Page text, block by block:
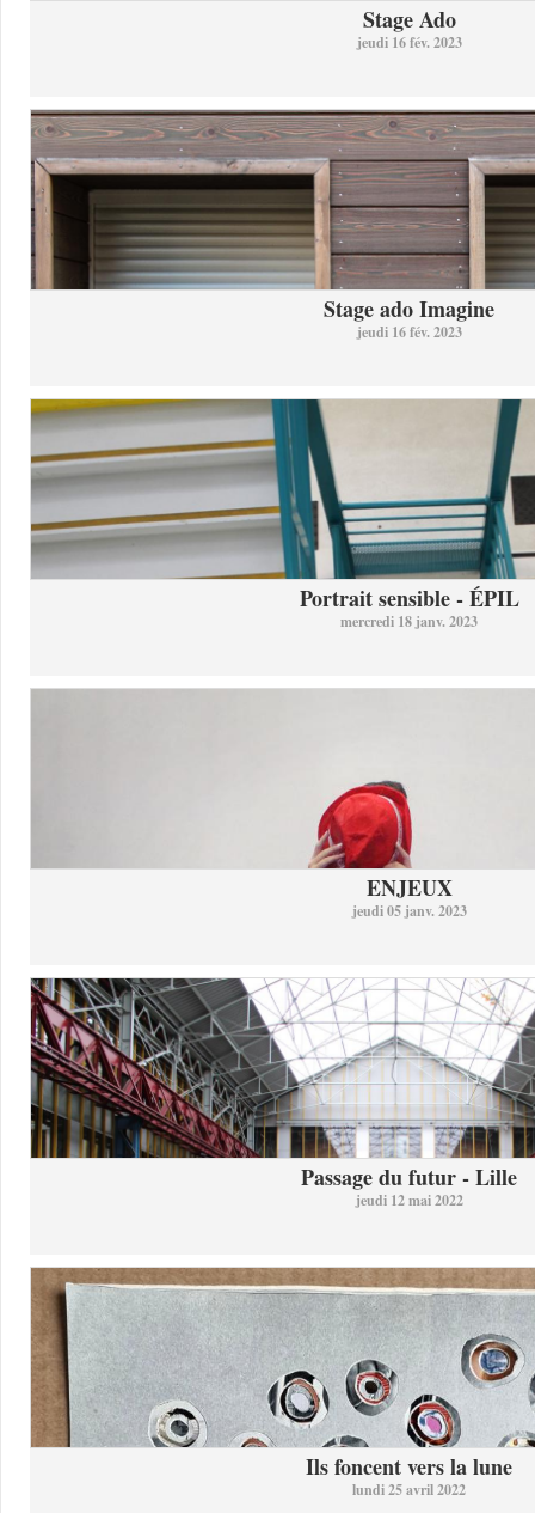
Stage Ado
jeudi 16 fév. 2023
Stage ado Imagine
jeudi 16 fév. 2023
Portrait sensible - ÉPIL
mercredi 18 janv. 2023
ENJEUX
jeudi 05 janv. 2023
Passage du futur - Lille
jeudi 12 mai 2022
Ils foncent vers la lune
lundi 25 avril 2022